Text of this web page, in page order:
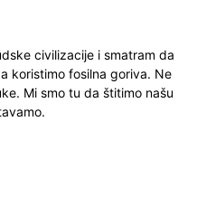
civilizacije i smatram da
koristimo fosilna goriva. Ne
Mi smo tu da štitimo našu